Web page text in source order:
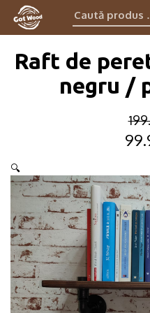
Caută
produs:
Raft de
negru /
🔍